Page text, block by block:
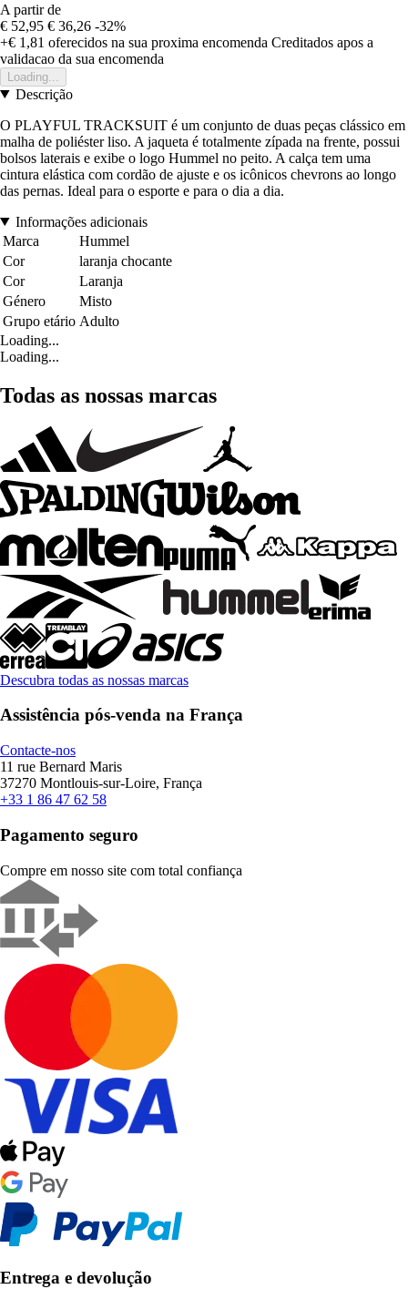
A partir de
€ 52,95 € 36,26 -32%
+€ 1,81 oferecidos na sua proxima encomenda Creditados apos a
validacao da sua encomenda
Loading...
Descrição
O PLAYFUL TRACKSUIT é um conjunto de duas peças clássico em
malha de poliéster liso. A jaqueta é totalmente zípada na frente, possui
bolsos laterais e exibe o logo Hummel no peito. A calça tem uma
cintura elástica com cordão de ajuste e os icônicos chevrons ao longo
das pernas. Ideal para o esporte e para o dia a dia.
Informações adicionais
Marca
Hummel
Cor
laranja chocante
Cor
Laranja
Género
Misto
Grupo etário Adulto
Loading...
Loading...
Todas as nossas marcas
Descubra todas as nossas marcas
Assistência pós-venda na França
Contacte-nos
11 rue Bernard Maris
37270 Montlouis-sur-Loire, França
+33 1 86 47 62 58
Pagamento seguro
Compre em nosso site com total confiança
Entrega e devolução